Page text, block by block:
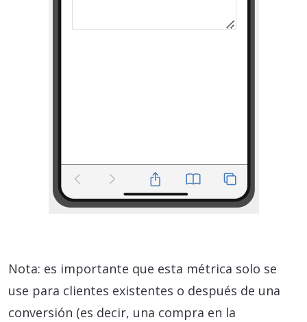
Nota: es importante que esta métrica solo se
use para clientes existentes o después de una
conversión (es decir, una compra en la